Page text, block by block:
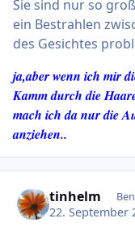
Sie sind nur so
ein Bestrahlen
des Gesichtes
ja,aber wenn ich mir
Kamm durch die
mach ich da nur die
anziehen..
tinhelm
22. September